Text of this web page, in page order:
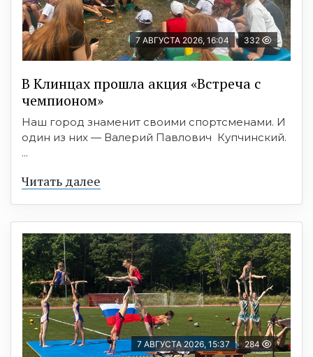
7 АВГУСТА 2026, 16:04 332
В Клинцах прошла акция «Встреча с
чемпионом»
Наш город знаменит своими спортсменами. И
один из них — Валерий Павлович Купчинский.
...
Читать далее
7 АВГУСТА 2026, 15:37 284